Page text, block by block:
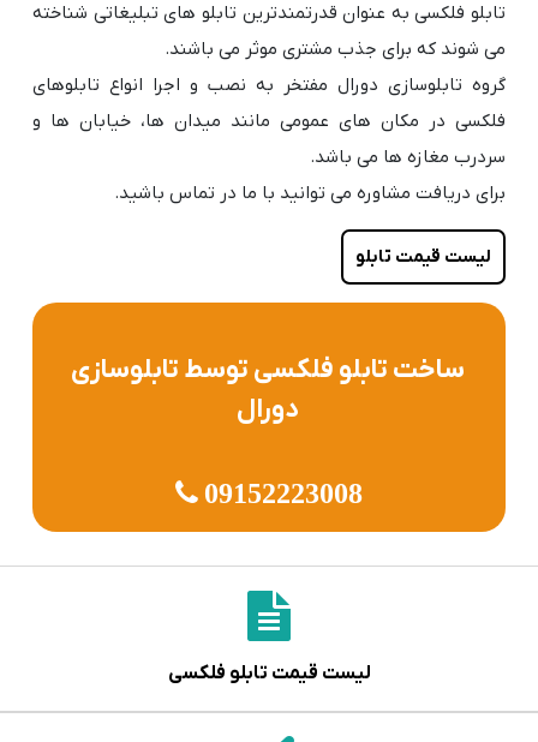
تابلو فلکسی به عنوان قدرتمندترین تابلو های تبلیغاتی شناخته
می شوند که برای جذب مشتری موثر می باشند.
گروه تابلوسازی دورال مفتخر به نصب و اجرا انواع تابلوهای
فلکسی در مکان های عمومی مانند میدان ها، خیابان ها و
سردرب مغازه ها می باشد.
برای دریافت مشاوره می توانید با ما در تماس باشید.
لیست قیمت تابلو
ساخت تابلو فلکسی توسط تابلوسازی
دورال
09152223008
لیست قیمت تابلو فلکسی